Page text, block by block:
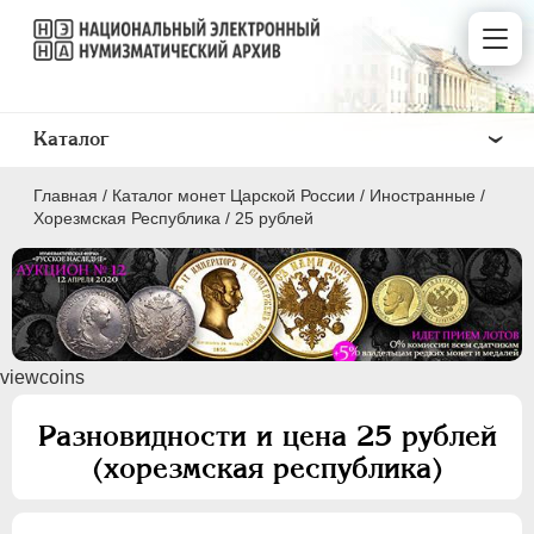
Главная / Каталог монет Царской России / Иностранные /
Хорезмская Республика / 25 рублей
viewcoins
Разновидности и цена 25 рублей
(хорезмская республика)
Каталог
ПEТР I 1699 - 1725
ЕКАТЕРИНА I
АННА ИОАННОВНА 1730-1740
ИОАНН АНТОНОВИЧ 1740-1741